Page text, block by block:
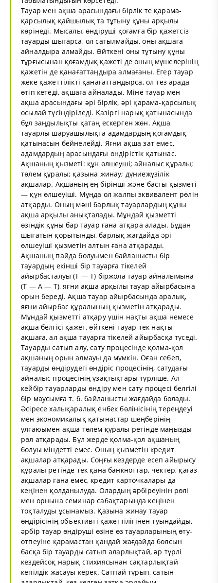
Тауар мен ақша арасындағы бірлік те қарама-
қарсылық қайшылық та тұтыну құны арқылы
көрінеді. Мысалы, өндіруші қоғамға бір қажетсіз
тауарды шығарса, ол сатылмайды, оны ақшаға
айналдыра алмайды. Өйткені оны тұтыну құны
тұрғысынан қоғамдық қажеті де оның мүшелерінің
қажетін де қанағаттаңдыра алмағаны. Егер тауар
жеке қажеттілікті қанағаттандырса, ол тез арада
өтіп кетеді, ақшаға айналады. Міне тауар мен
ақша арасындағы әрі бірлік, әрі қарама-қарсылық
осылай түсіндіріледі. Қазіргі нарық қатынасында
бұл заңдылықты қатаң ескерген жөн. Ақша
тауарлы шаруашылықта адамдардың қоғамдық
қатынасын бейнелейді. Яғни ақша зат емес,
адамдардың арасындағы өндірістік қатынас.
Ақшаның қызметі: құн өлшеуші; айналыс құралы;
төлем құралы; қазына жинау; дүниежүзілік
ақшалар. Ақшаның ең бірінші және басты қызметі
— құн өлшеуіші. Мұңда ол жалпы эквивалент рөлін
атқарды. Оның мәні барлық тауарлардың құны
ақша арқылы анықталады. Мұндай қызметті
өзіндік құны бар тауар ғана атқара алады. Бұдан
шығатын қорытынды, барлық жағдайда әрі
өлшеуіші қызметін алтын ғана атқарады.
Ақшаның пайда болуымен байланысты бір
тауардың екінші бір тауарға тікелей
айырбасталуы (Т — Т) біржола тауар айналымына
(Т — А — Т), яғни ақша арқылы тауар айырбасына
орын береді. Ақша тауар айырбасында аралық,
яғни айырбас құралының қызметін атқарады.
Мұндай қызметті атқару үшін нақты ақша немесе
ақша белгісі қажет, өйткені тауар тек нақты
ақшаға, ал ақша тауарға тікелей айырбасқа түседі.
Тауарды сатып алу, сату процесінде қолма-қол
ақшаның орын алмауы да мүмкін. Оған себеп,
тауарды өндірудегі өндіріс процесінің, сатудағы
айналыс процесінің ұзақтықтары түрліше. Ал
кейбір тауарларды өндіру мен сату процесі белгілі
бір маусымға т. б. байланысты жағдайда болады.
Әсіресе халықаралық енбек бөлінісінің тереңдеуі
мен экономикалық қатынастар шеңберінің
ұлғаюымен ақша төлем құралы ретінде маңызды
рөл атқарады. Бұл жерде қолма-қол ақшаның
болуы міндетті емес. Оның қызметін кредит
ақшалар атқарады. Соңғы кездерде есеп айырысу
құралы ретінде тек қана банкноттар, чектер, қағаз
ақшалар ғана емес, кредит карточкалары да
кеңінен қолданылуда. Олардың әрбіреуінін рөлі
мен орнына семинар сабақтарында кеңінен
тоқталуды ұсынамыз. Қазына жинау тауар
өндірісінің объективті қажеттілігінен туындайды,
әрбір тауар өндіруші өзіне өз тауарларының өту-
өтпеуіне қарамастан қандай жағдайда болсын
басқа бір тауарды сатып аларлықтай, әр түрлі
кездейсоқ нарық стихиясынан сақтарлықтай
кепілдік жасауы керек. Сатпай тұрып, сатын